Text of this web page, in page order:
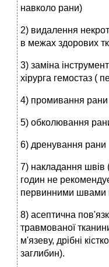
навколо рани)
2) видалення
в межах здорових
3) заміна
хірурга гемостаз (
4) промивання рани
5) обколювання
6) дренування рани
7) накладання швів
годин не
первинними швами
8) асептична
травмованої
м'язеву, дрібні
заглибин).